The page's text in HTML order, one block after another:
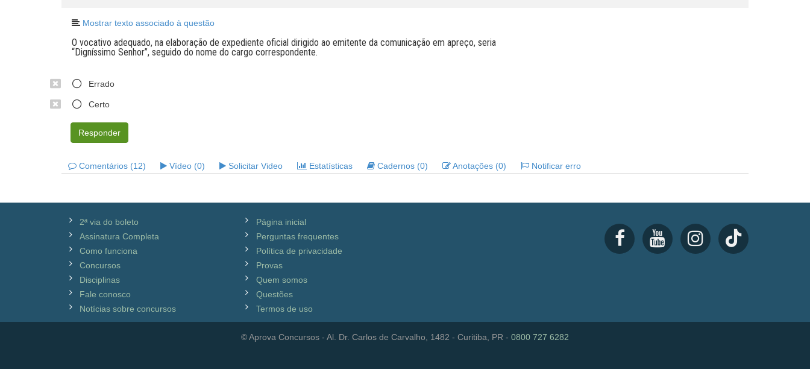
Mostrar texto associado à questão
O vocativo adequado, na elaboração de expediente oficial dirigido ao emitente da comunicação em apreço, seria
“Digníssimo Senhor”, seguido do nome do cargo correspondente.
Errado
Certo
Responder
Comentários (12) Vídeo (0) Solicitar Video Estatísticas Cadernos (0) Anotações (0) Notificar erro
2ª via do boleto
Assinatura Completa
Como funciona
Concursos
Disciplinas
Fale conosco
Notícias sobre concursos
Página inicial
Perguntas frequentes
Política de privacidade
Provas
Quem somos
Questões
Termos de uso
© Aprova Concursos - Al. Dr. Carlos de Carvalho, 1482 - Curitiba, PR - 0800 727 6282